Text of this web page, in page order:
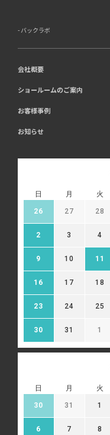
バックラボ
会社概要
ショールームのご案内
お客様事例
お知らせ
日 月 火
26 27 28
2 3 4
9 10 11
16 17 18
23 24 25
30 31 1
日 月 火
30 31 1
6 7 8